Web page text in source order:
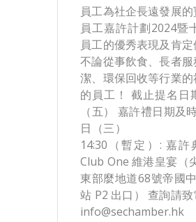
員⼯為社企⻑遠發展
員⼯嘉許計劃2024暨
員⼯的優秀表現及肯定
不論從事飲食、⻑者
潔、環保回收等⾏業
的員工！ 截止提名日
（五） 嘉許禮日期及
日（三）
14:30（暫定）: 嘉許
Club One 維港皇宴（
東部麼地道68號帝國
站 P2 出口） 查詢請